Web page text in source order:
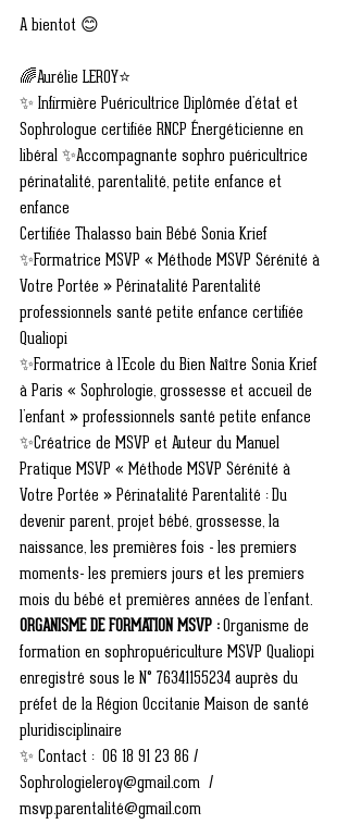
A bientot 😊
🌈Aurélie LEROY⭐
✨ Infirmière Puéricultrice Diplômée d'état et
Sophrologue certifiée RNCP Énergéticienne en
libéral ✨Accompagnante sophro puéricultrice
périnatalité, parentalité, petite enfance et
enfance
Certifiée Thalasso bain Bébé Sonia Krief
✨Formatrice MSVP « Méthode MSVP Sérénité à
Votre Portée » Périnatalité Parentalité
professionnels santé petite enfance certifiée
Qualiopi
✨Formatrice à l’Ecole du Bien Naître Sonia Krief
à Paris « Sophrologie, grossesse et accueil de
l’enfant » professionnels santé petite enfance
✨Créatrice de MSVP et Auteur du Manuel
Pratique MSVP « Méthode MSVP Sérénité à
Votre Portée » Périnatalité Parentalité : Du
devenir parent, projet bébé, grossesse, la
naissance, les premières fois - les premiers
moments- les premiers jours et les premiers
mois du bébé et premières années de l’enfant.
ORGANISME DE FORMATION MSVP : Organisme de
formation en sophropuériculture MSVP Qualiopi
enregistré sous le N° 76341155234 auprès du
préfet de la Région Occitanie Maison de santé
pluridisciplinaire
✨ Contact :  06 18 91 23 86 /
Sophrologieleroy@gmail.com  /
msvp.parentalité@gmail.com